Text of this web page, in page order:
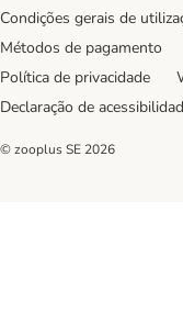
Condições gerais de
Métodos de pagamento
Política de privacidade
Declaração de
© zooplus SE 2026